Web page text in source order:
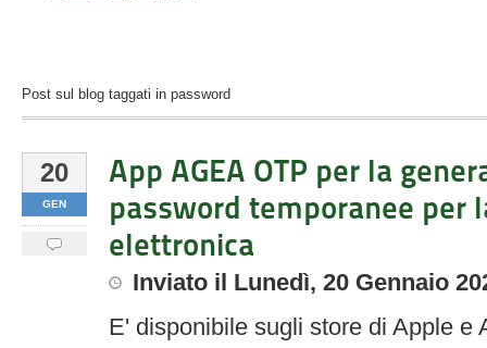
Post sul blog taggati in password
20
GEN
App AGEA OTP per la
password temporanee per
elettronica
Inviato il Lunedì, 20 Gennaio
E' disponibile sugli store di Apple e